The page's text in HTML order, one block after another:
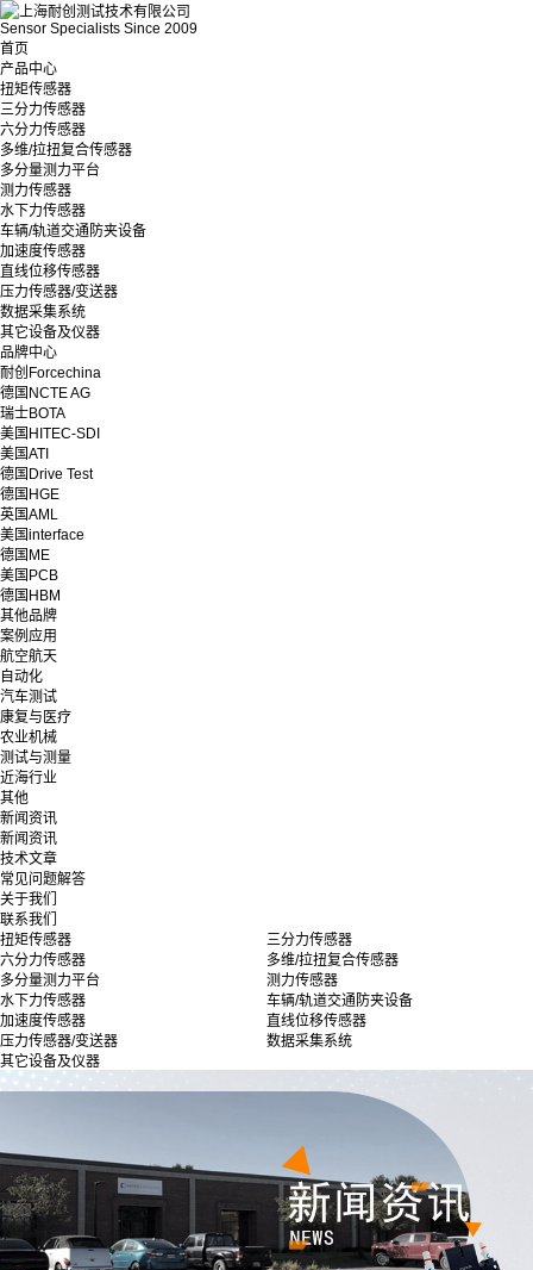
Sensor Specialists Since 2009
首页
产品中心
扭矩传感器
三分力传感器
六分力传感器
多维/拉扭复合传感器
多分量测力平台
测力传感器
水下力传感器
车辆/轨道交通防夹设备
加速度传感器
直线位移传感器
压力传感器/变送器
数据采集系统
其它设备及仪器
品牌中心
耐创Forcechina
德国NCTE AG
瑞士BOTA
美国HITEC-SDI
美国ATI
德国Drive Test
德国HGE
英国AML
美国interface
德国ME
美国PCB
德国HBM
其他品牌
案例应用
航空航天
自动化
汽车测试
康复与医疗
农业机械
测试与测量
近海行业
其他
新闻资讯
新闻资讯
技术文章
常见问题解答
关于我们
联系我们
扭矩传感器
三分力传感器
六分力传感器
多维/拉扭复合传感器
多分量测力平台
测力传感器
水下力传感器
车辆/轨道交通防夹设备
加速度传感器
直线位移传感器
压力传感器/变送器
数据采集系统
其它设备及仪器